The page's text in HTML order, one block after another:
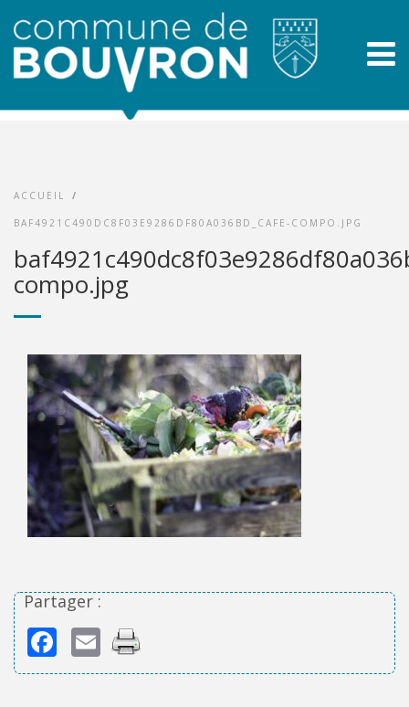
ACCUEIL /
BAF4921C490DC8F03E9286DF80A036BD_CAFE-COMPO.JPG
compo.jpg
Partager :
Facebook
Email